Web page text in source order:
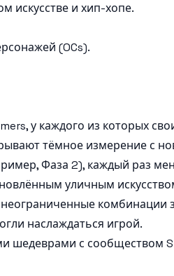
искусстве и хип-хопе.
(OCs).
у каждого из которых
тёмное измерение с
Фаза 2), каждый раз
уличным
комбинации
наслаждаться игрой.
шедеврами с сообществом